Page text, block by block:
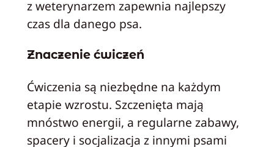
z weterynarzem zapewnia najlepszy
czas dla danego psa.
Znaczenie ćwiczeń
Ćwiczenia są niezbędne na każdym
etapie wzrostu. Szczenięta mają
mnóstwo energii, a regularne zabawy,
spacery i socjalizacja z innymi psami